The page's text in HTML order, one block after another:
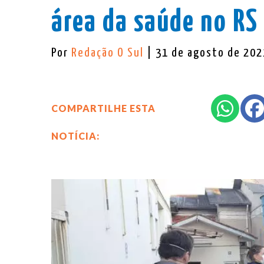
área da saúde no RS
Por Redação O Sul | 31 de agosto de
COMPARTILHE ESTA
NOTÍCIA: